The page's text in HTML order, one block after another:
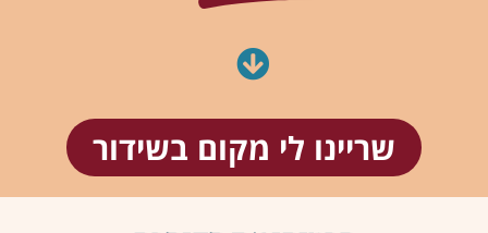
שריינו לי מקום בשידור